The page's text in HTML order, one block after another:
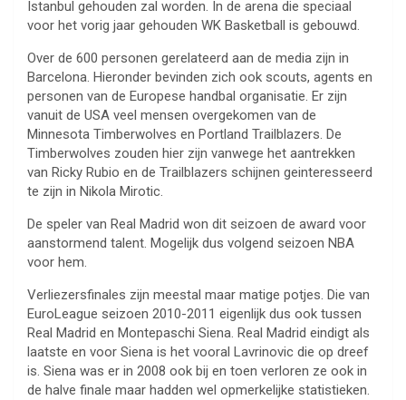
Istanbul gehouden zal worden. In de arena die speciaal
voor het vorig jaar gehouden WK Basketball is gebouwd.
Over de 600 personen gerelateerd aan de media zijn in
Barcelona. Hieronder bevinden zich ook scouts, agents en
personen van de Europese handbal organisatie. Er zijn
vanuit de USA veel mensen overgekomen van de
Minnesota Timberwolves en Portland Trailblazers. De
Timberwolves zouden hier zijn vanwege het aantrekken
van Ricky Rubio en de Trailblazers schijnen geinteresseerd
te zijn in Nikola Mirotic.
De speler van Real Madrid won dit seizoen de award voor
aanstormend talent. Mogelijk dus volgend seizoen NBA
voor hem.
Verliezersfinales zijn meestal maar matige potjes. Die van
EuroLeague seizoen 2010-2011 eigenlijk dus ook tussen
Real Madrid en Montepaschi Siena. Real Madrid eindigt als
laatste en voor Siena is het vooral Lavrinovic die op dreef
is. Siena was er in 2008 ook bij en toen verloren ze ook in
de halve finale maar hadden wel opmerkelijke statistieken.